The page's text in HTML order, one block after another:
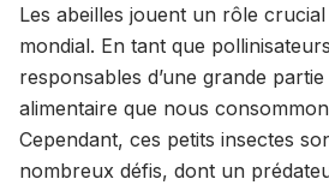
Les abeilles jouent un rôle crucial
mondial. En tant que
responsables d’une grande
alimentaire que nous
Cependant, ces petits insectes
nombreux défis, dont un